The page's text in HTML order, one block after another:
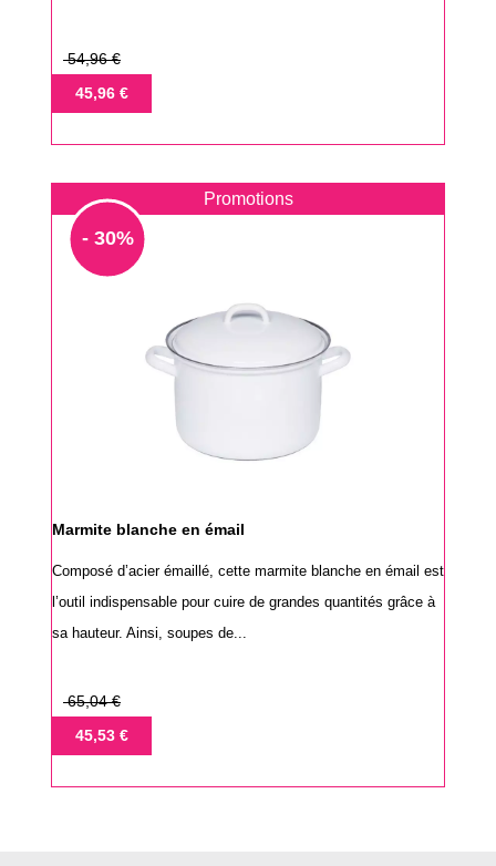
Prix
base
54,96 €
Prix45,96 €
Promotions
- 30%
Marmite blanche en émail
Composé d’acier émaillé, cette marmite blanche en émail est
l’outil indispensable pour cuire de grandes quantités grâce à
sa hauteur. Ainsi, soupes de...
Prix
base
65,04 €
Prix45,53 €